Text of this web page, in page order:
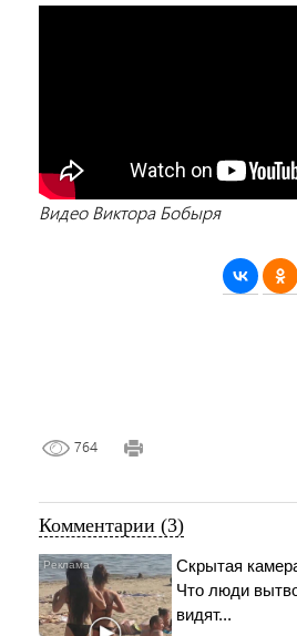
Видео Виктора Бобыря
764
Комментарии (3)
Скрытая
Что люди
видят...